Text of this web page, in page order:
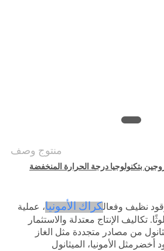
منتوج وصف
بتكنولوجيا درجة الحرارة المنخفضة
كراك الأمونيا، عملية
تكاليف الإنتاج معتدلة والاستثمار
من مصادر متجددة مثل الغاز
أخضرمثل الأمونيا، الميثانول